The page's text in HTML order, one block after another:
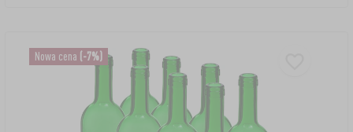
Nowa cena (-7%)